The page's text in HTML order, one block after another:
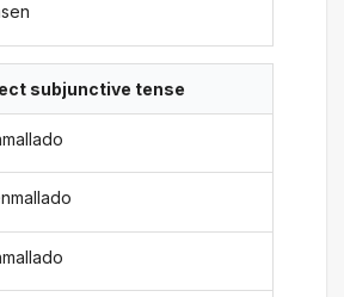
subjunctive tense